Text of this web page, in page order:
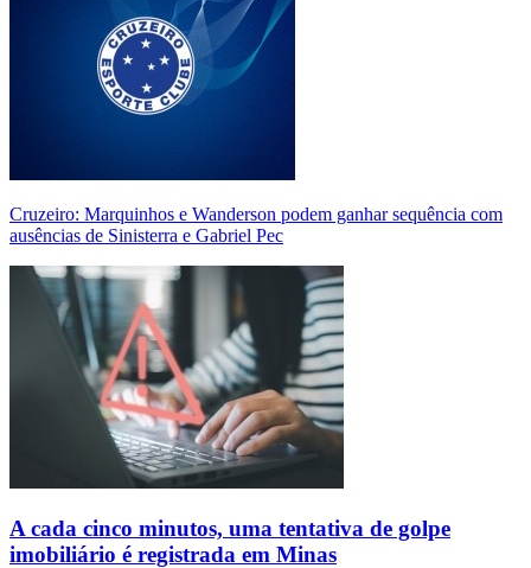
Cruzeiro: Marquinhos e Wanderson podem ganhar sequência com
ausências de Sinisterra e Gabriel Pec
A cada cinco minutos, uma tentativa de golpe
imobiliário é registrada em Minas